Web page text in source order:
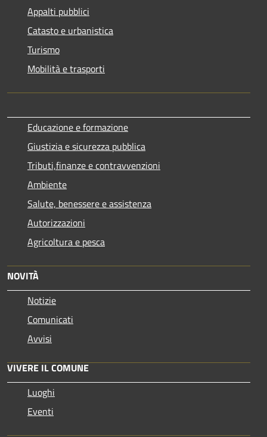
Appalti pubblici
Catasto e urbanistica
Turismo
Mobilità e trasporti
Educazione e formazione
Giustizia e sicurezza pubblica
Tributi,finanze e contravvenzioni
Ambiente
Salute, benessere e assistenza
Autorizzazioni
Agricoltura e pesca
NOVITÀ
Notizie
Comunicati
Avvisi
VIVERE IL COMUNE
Luoghi
Eventi